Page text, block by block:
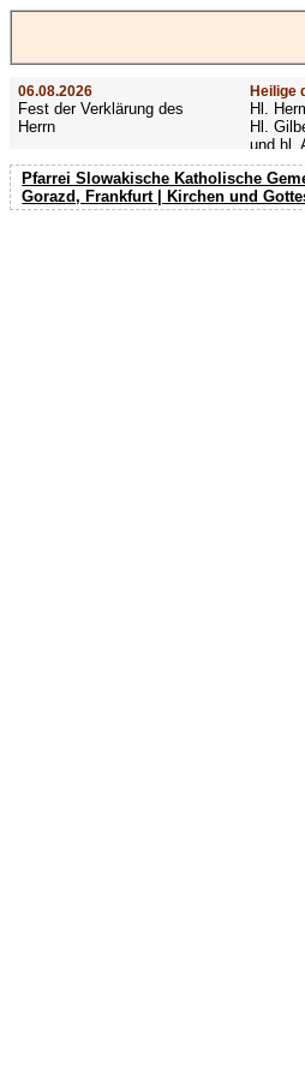
06.08.2026
Fest der Verklärung des
Herrn
Heilige
Hl.
Hl.
und hl.
Pfarrei Slowakische Katholische
Gorazd, Frankfurt | Kirchen und